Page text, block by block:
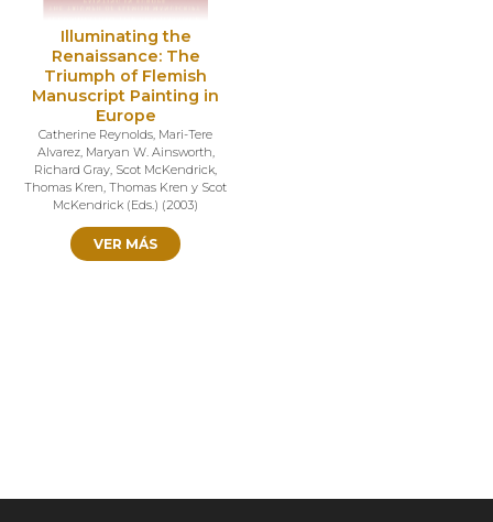
Illuminating the
Renaissance: The
Triumph of Flemish
Manuscript Painting in
Europe
Catherine Reynolds, Mari-Tere
Alvarez, Maryan W. Ainsworth,
Richard Gray, Scot McKendrick,
Thomas Kren, Thomas Kren y Scot
McKendrick (Eds.) (2003)
VER MÁS